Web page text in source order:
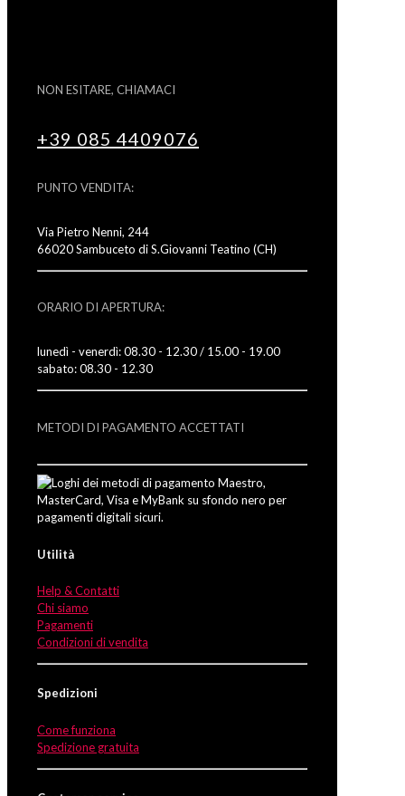
NON ESITARE, CHIAMACI
+39 085 4409076
PUNTO VENDITA:
Via Pietro Nenni, 244
66020 Sambuceto di S.Giovanni Teatino (CH)
ORARIO DI APERTURA:
lunedì - venerdì: 08.30 - 12.30 / 15.00 - 19.00
sabato: 08.30 - 12.30
METODI DI PAGAMENTO ACCETTATI
Utilità
Help & Contatti
Chi siamo
Pagamenti
Condizioni di vendita
Spedizioni
Come funziona
Spedizione gratuita